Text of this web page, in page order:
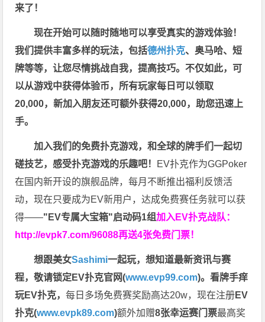
来了！
现在开始可以随时随地可以享受真实的游戏体验！
我们提供丰富多样的玩法，包括德州扑克、奥马哈、短
牌等等，让您尽情挑战自我，提高技巧。不仅如此， 可
以从游戏中获得体验币，所有玩家每日可以领取
20,000，新加入朋友还可额外获得20,000，助您迅速上
手。
加入我们的免费扑克游戏，和全球的牌手们一起切
磋技艺，感受扑克游戏的乐趣吧！ EV扑克作为GGPoker
在国内新开设的旗舰品牌，每月不断推出福利反馈活
动，现在只要成为EV新用户，达成免费赛任务就可以获
得——"EV专属大宝箱"启动码1组加入EV扑克战队：
http://evpk7.com/96088再送4张免费门票！
想跟美女Sashimi一起玩，想知道最新资讯与赛
程，敬请锁定EV扑克官网(www.evp99.com)。看牌手痒
玩EV扑克，每日多场免费赛奖励高达20w，现在注册EV
扑克(www.evpk89.com)额外加赠8张幸运赛门票最高奖